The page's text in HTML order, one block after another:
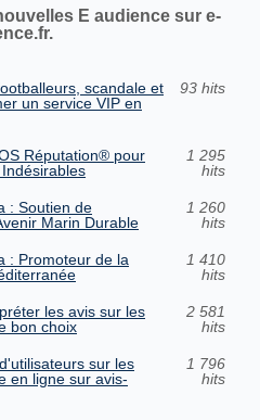
E audience sur e-
scandale et
un service VIP en
93 hits
Réputation® pour
1 295
hits
: Soutien de
Marin Durable
1 260
hits
: Promoteur de la
1 410
hits
les avis sur les
bon choix
2 581
hits
sur les
en ligne sur avis-
1 796
hits